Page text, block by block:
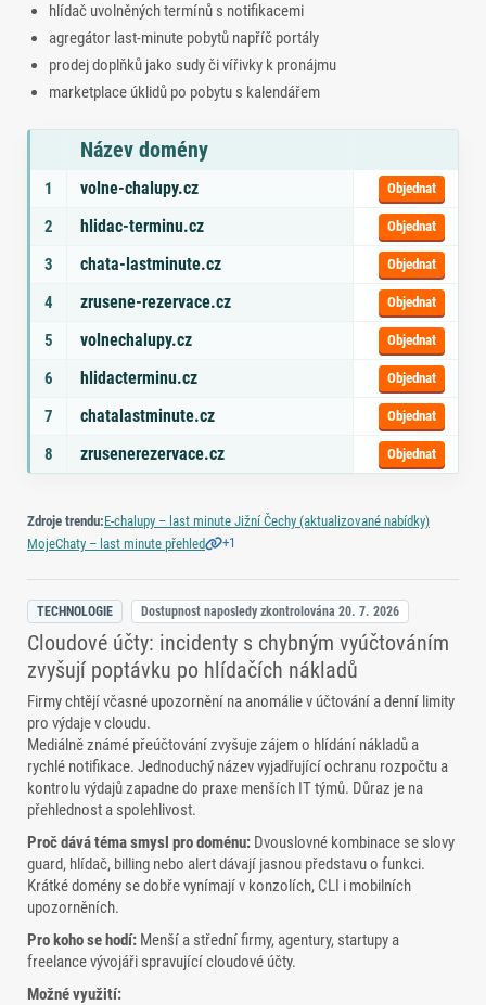
hlídač uvolněných termínů s notifikacemi
agregátor last‑minute pobytů napříč portály
prodej doplňků jako sudy či vířivky k pronájmu
marketplace úklidů po pobytu s kalendářem
Seznam doporučených domén s tématy a odkazem na objednávku
Název domény
1 volne-chalupy.cz Objednat
2 hlidac-terminu.cz Objednat
3 chata-lastminute.cz Objednat
4 zrusene-rezervace.cz Objednat
5 volnechalupy.cz Objednat
6 hlidacterminu.cz Objednat
7 chatalastminute.cz Objednat
8 zrusenerezervace.cz Objednat
Zdroje trendu:E‑chalupy – last minute Jižní Čechy (aktualizované nabídky)
MojeChaty – last minute přehled
+1
TECHNOLOGIE Dostupnost naposledy zkontrolována 20. 7. 2026
Cloudové účty: incidenty s chybným vyúčtováním
zvyšují poptávku po hlídačích nákladů
Firmy chtějí včasné upozornění na anomálie v účtování a denní limity
pro výdaje v cloudu.
Mediálně známé přeúčtování zvyšuje zájem o hlídání nákladů a
rychlé notifikace. Jednoduchý název vyjadřující ochranu rozpočtu a
kontrolu výdajů zapadne do praxe menších IT týmů. Důraz je na
přehlednost a spolehlivost.
Proč dává téma smysl pro doménu: Dvouslovné kombinace se slovy
guard, hlídač, billing nebo alert dávají jasnou představu o funkci.
Krátké domény se dobře vynímají v konzolích, CLI i mobilních
upozorněních.
Pro koho se hodí: Menší a střední firmy, agentury, startupy a
freelance vývojáři spravující cloudové účty.
Možné využití: